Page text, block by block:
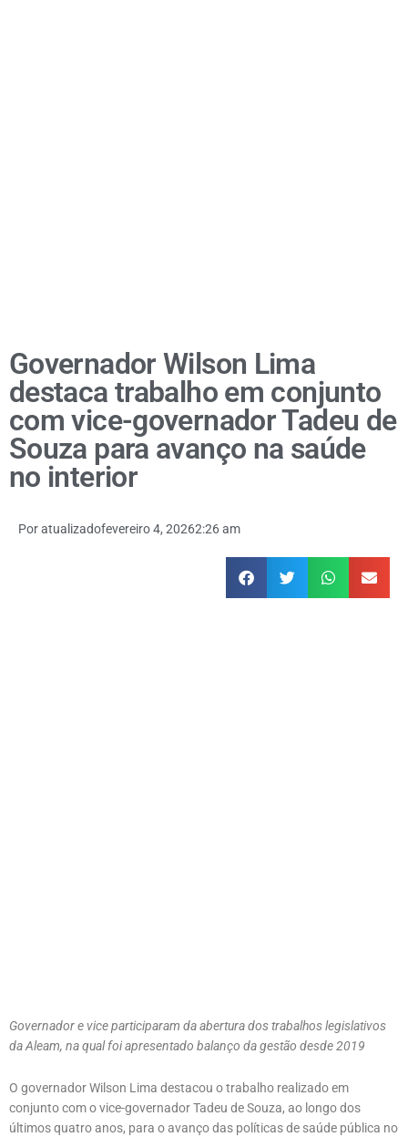
Governador Wilson Lima
destaca trabalho em conjunto
com vice-governador Tadeu de
Souza para avanço na saúde
no interior
Poratualizadofevereiro 4, 20262:26 am
Governador e vice participaram da abertura dos trabalhos legislativos
da Aleam, na qual foi apresentado balanço da gestão desde 2019
O governador Wilson Lima destacou o trabalho realizado em
conjunto com o vice-governador Tadeu de Souza, ao longo dos
últimos quatro anos, para o avanço das políticas de saúde pública no